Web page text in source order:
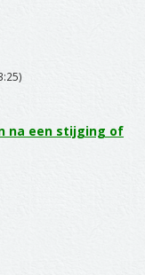
na een stijging of